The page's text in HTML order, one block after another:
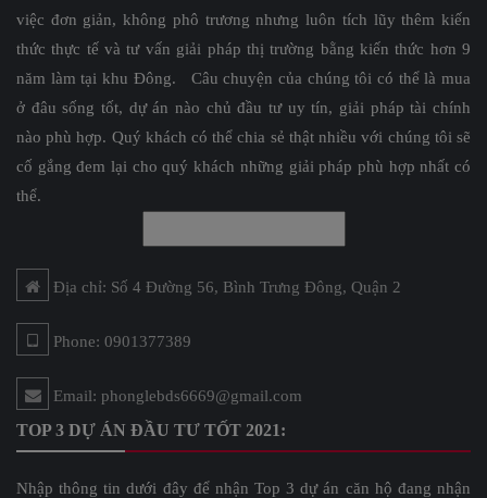
việc đơn giản, không phô trương nhưng luôn tích lũy thêm kiến
thức thực tế và tư vấn giải pháp thị trường bằng kiến thức hơn 9
năm làm tại khu Đông. Câu chuyện của chúng tôi có thể là mua
ở đâu sống tốt, dự án nào chủ đầu tư uy tín, giải pháp tài chính
nào phù hợp. Quý khách có thể chia sẻ thật nhiều với chúng tôi sẽ
cố gắng đem lại cho quý khách những giải pháp phù hợp nhất có
thể.
Địa chỉ: Số 4 Đường 56, Bình Trưng Đông, Quận 2
Phone: 0901377389
Email: phonglebds6669@gmail.com
TOP 3 DỰ ÁN ĐẦU TƯ TỐT 2021:
Nhập thông tin dưới đây để nhận Top 3 dự án căn hộ đang nhận